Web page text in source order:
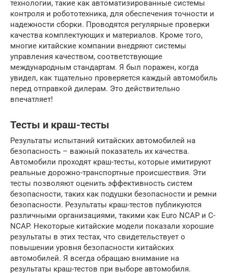
технологии, такие как автоматизированные системы
контроля и робототехника, для обеспечения точности и
надежности сборки. Проводятся регулярные проверки
качества комплектующих и материалов. Кроме того,
многие китайские компании внедряют системы
управления качеством, соответствующие
международным стандартам. Я был поражен, когда
увидел, как тщательно проверяется каждый автомобиль
перед отправкой дилерам. Это действительно
впечатляет!
Тесты и краш-тесты
Результаты испытаний китайских автомобилей на
безопасность – важный показатель их качества.
Автомобили проходят краш-тесты, которые имитируют
реальные дорожно-транспортные происшествия. Эти
тесты позволяют оценить эффективность систем
безопасности, таких как подушки безопасности и ремни
безопасности. Результаты краш-тестов публикуются
различными организациями, такими как Euro NCAP и C-
NCAP. Некоторые китайские модели показали хорошие
результаты в этих тестах, что свидетельствует о
повышении уровня безопасности китайских
автомобилей. Я всегда обращаю внимание на
результаты краш-тестов при выборе автомобиля.